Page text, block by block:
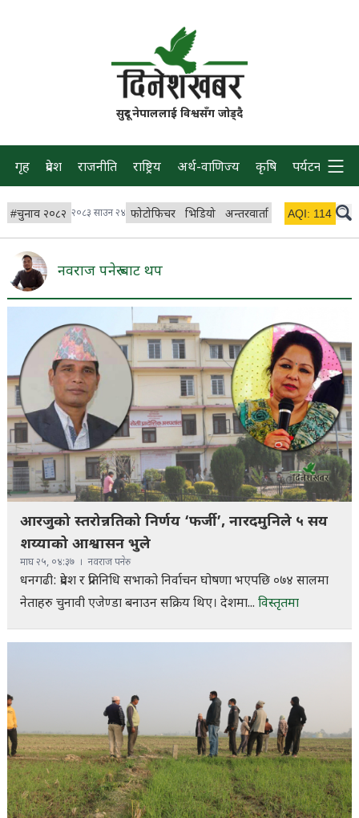
सुदूर नेपाललाई विश्वसँग जोड्दै
गृह प्रदेश राजनीति राष्ट्रिय अर्थ-वाणिज्य कृषि पर्यटन प्रवास
#चुनाव २०८२ २०८३ साउन २४ फोटोफिचर भिडियो अन्तरवार्ता विचार/ब्लग
AQI: 114
नवराज पनेरु बाट थप
आरजुको स्तरोन्नतिको निर्णय ‘फर्जी’, नारदमुनिले ५ सय
शय्याको आश्वासन भुले
माघ २५, ०४:३७ नवराज पनेरु
धनगढी: प्रदेश र प्रतिनिधि सभाको निर्वाचन घोषणा भएपछि ०७४ सालमा
नेताहरु चुनावी एजेण्डा बनाउन सक्रिय थिए। देशमा... विस्तृतमा